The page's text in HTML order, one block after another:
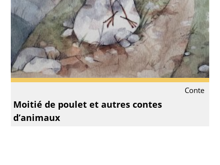
Conte
Moitié de poulet et autres contes
d’animaux